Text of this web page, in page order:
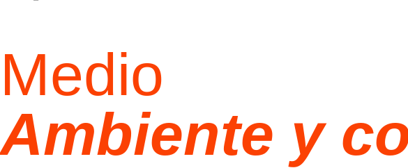
Medio
Ambiente y